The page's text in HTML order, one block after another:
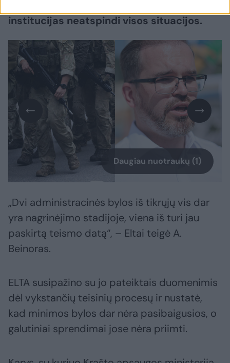
institucijas neatspindi visos situacijos.
Daugiau nuotraukų (1)
„Dvi administracinės bylos iš tikrųjų vis dar
yra nagrinėjimo stadijoje, viena iš turi jau
paskirtą teismo datą“, – Eltai teigė A.
Beinoras.
ELTA susipažino su jo pateiktais duomenimis
dėl vykstančių teisinių procesų ir nustatė,
kad minimos bylos dar nėra pasibaigusios, o
galutiniai sprendimai jose nėra priimti.